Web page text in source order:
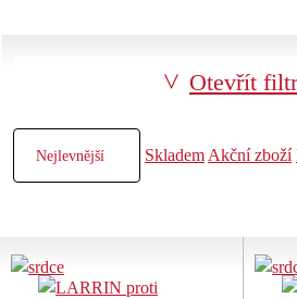
Otevřít filtr
Skladem Akční zboží